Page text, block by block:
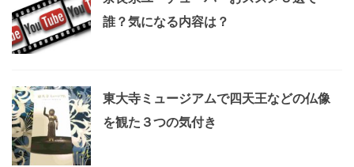
誰？気になる内容は？
東大寺ミュージアムで四天王などの仏像
を観た３つの気付き